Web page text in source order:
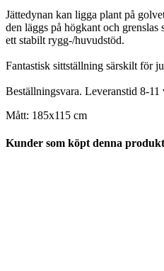
Jättedynan kan ligga plant på
den läggs på högkant och grenslas
ett stabilt rygg-/huvudstöd.
Fantastisk sittställning särskilt för
Beställningsvara. Leveranstid 8-11
Mått: 185x115 cm
Kunder som köpt denna